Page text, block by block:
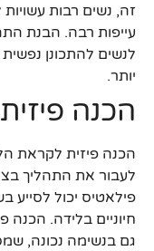
זה, נשים רבות
עייפות רבה. הבנת
לנשים להתכונן
יותר.
הכנה
הכנה פיזית לקראת
לעבור את התהליך
פילאטיס יכול לסייע
חיוניים בלידה.
גם בנשימה נכונה,